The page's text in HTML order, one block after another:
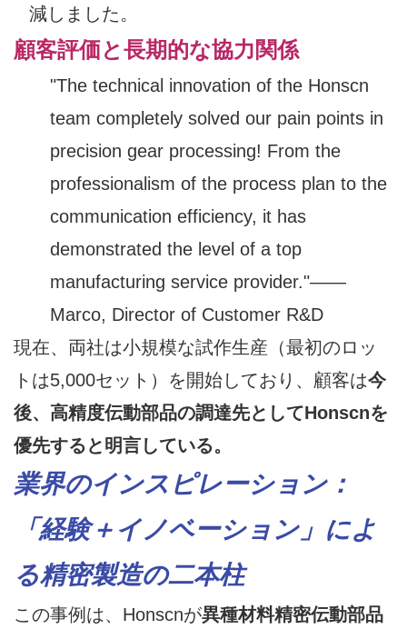
減しました。
顧客評価と長期的な協力関係
"The technical innovation of the Honscn
team completely solved our pain points in
precision gear processing! From the
professionalism of the process plan to the
communication efficiency, it has
demonstrated the level of a top
manufacturing service provider."——
Marco, Director of Customer R&D
現在、両社は小規模な試作生産（最初のロッ
トは5,000セット）を開始しており、顧客は今
後、高精度伝動部品の調達先としてHonscnを
優先すると明言している。
業界のインスピレーション：
「経験＋イノベーション」によ
る精密製造の二本柱
この事例は、Honscnが異種材料精密伝動部品